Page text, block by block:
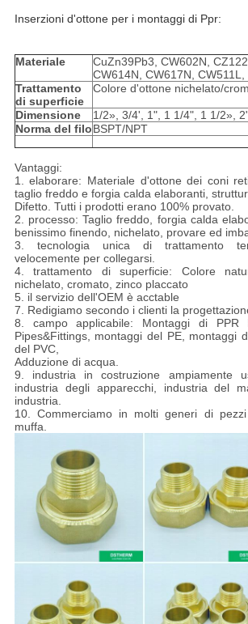
Inserzioni d'ottone per i montaggi di Ppr:
Materiale
CuZn39Pb3, CW602N,
CW614N, CW617N,
Trattamento
di superficie
Colore d'ottone nichelato/
Dimensione
1/2», 3/4', 1", 1 1/4", 1 1/2»,
Norma del filoBSPT/NPT
Vantaggi:
1. elaborare: Materiale d'ottone dei coni
taglio freddo e forgia calda elaboranti,
Difetto. Tutti i prodotti erano 100% provato.
2. processo: Taglio freddo, forgia calda
benissimo finendo, nichelato, provare ed
3. tecnologia unica di trattamento
velocemente per collegarsi.
4. trattamento di superficie: Colore
nichelato, cromato, zinco placcato
5. il servizio dell'OEM è acctable
7. Redigiamo secondo i clienti la
8. campo applicabile: Montaggi di PPR
Pipes&Fittings, montaggi del PE, montaggi
del PVC,
Adduzione di acqua.
9. industria in costruzione ampiamente
industria degli apparecchi, industria del
industria.
10. Commerciamo in molti generi di
muffa.